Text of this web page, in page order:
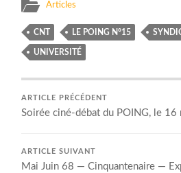
Articles
CNT LE POING N°15
UNIVERSITÉ
ARTICLE PRÉCÉDENT
Soirée ciné-débat du POING, le
ARTICLE SUIVANT
Mai Juin 68 — Cinquantenaire —